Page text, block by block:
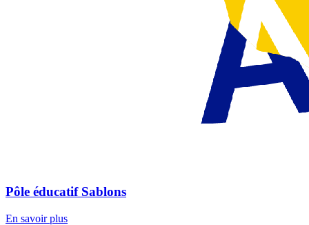
Pôle éducatif Sablons
En savoir plus